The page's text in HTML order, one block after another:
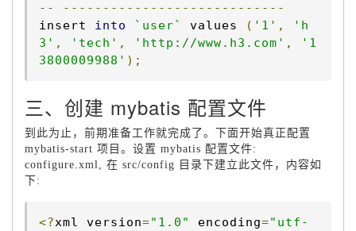
--
----------------------------
insert into `user` values ( '1' ,
'h
3' , 'tech' , 'http://www.h3.com' ,
'1
3800009988' );
三、创建 mybatis 配置文件
到此为止，前期准备工作就完成了。下面开始真正配置
mybatis-start 项目。设置 mybatis 配置文件:
configure.xml, 在 src/config 目录下建立此文件，内容如
下:
<?xml version="1.0" encoding="utf-